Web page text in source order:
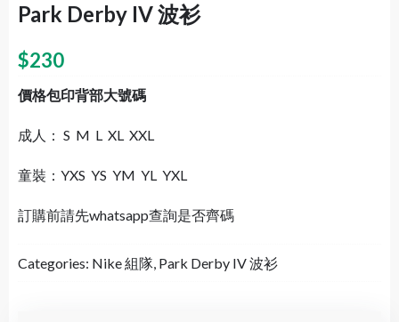
Park Derby IV 波衫
$230
價格包印背部大號碼
成人： S M L XL XXL
童裝：YXS YS YM YL YXL
訂購前請先whatsapp查詢是否齊碼
Categories: Nike 組隊, Park Derby IV 波衫